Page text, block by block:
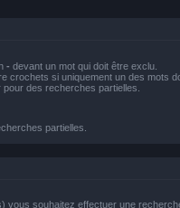
- devant un mot qui doit être exclu.
crochets si uniquement un des mots
des recherches partielles.
partielles.
vous souhaitez effectuer une